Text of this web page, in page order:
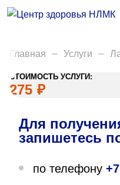
Анализы
Акции
Пациентам
Вакансии
О нас
Главная Услуги
СТОИМОСТЬ УСЛУГИ:
275 ₽
Для
запишетесь
по телефону